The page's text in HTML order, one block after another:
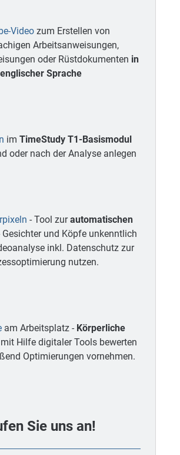
Video zum Erstellen von
Arbeitsanweisungen,
oder Rüstdokumenten in
englischer Sprache
im TimeStudy T1-Basismodul
oder nach der Analyse anlegen
- Tool zurautomatischen
Gesichter und Köpfe unkenntlich
inkl. Datenschutz zur
nutzen.
am Arbeitsplatz - Körperliche
Hilfe digitaler Tools bewerten
Optimierungen vornehmen.
Sie uns an!